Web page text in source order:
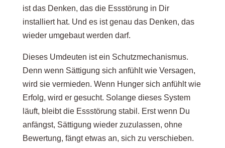
ist das Denken, das die Essstörung in Dir
installiert hat. Und es ist genau das Denken, das
wieder umgebaut werden darf.
Dieses Umdeuten ist ein Schutzmechanismus.
Denn wenn Sättigung sich anfühlt wie Versagen,
wird sie vermieden. Wenn Hunger sich anfühlt wie
Erfolg, wird er gesucht. Solange dieses System
läuft, bleibt die Essstörung stabil. Erst wenn Du
anfängst, Sättigung wieder zuzulassen, ohne
Bewertung, fängt etwas an, sich zu verschieben.